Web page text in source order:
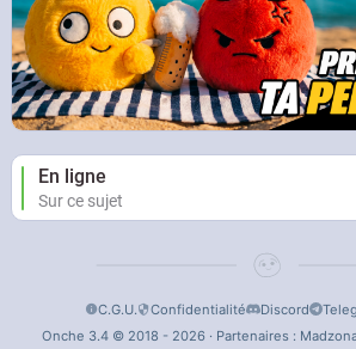
En ligne
Sur ce sujet
C.G.U. Confidentialité Discord
Onche 3.4 © 2018 - 2026 · Partenaires :